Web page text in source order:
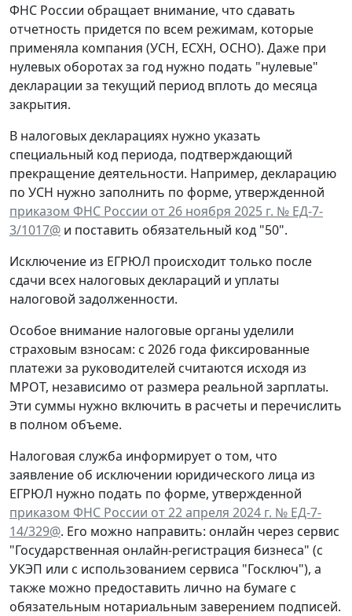
ФНС России обращает внимание, что сдавать
отчетность придется по всем режимам, которые
применяла компания (УСН, ЕСХН, ОСНО). Даже при
нулевых оборотах за год нужно подать "нулевые"
декларации за текущий период вплоть до месяца
закрытия.
В налоговых декларациях нужно указать
специальный код периода, подтверждающий
прекращение деятельности. Например, декларацию
по УСН нужно заполнить по форме, утвержденной
приказом ФНС России от 26 ноября 2025 г. № ЕД-7-
3/1017@ и поставить обязательный код "50".
Исключение из ЕГРЮЛ происходит только после
сдачи всех налоговых деклараций и уплаты
налоговой задолженности.
Особое внимание налоговые органы уделили
страховым взносам: с 2026 года фиксированные
платежи за руководителей считаются исходя из
МРОТ, независимо от размера реальной зарплаты.
Эти суммы нужно включить в расчеты и перечислить
в полном объеме.
Налоговая служба информирует о том, что
заявление об исключении юридического лица из
ЕГРЮЛ нужно подать по форме, утвержденной
приказом ФНС России от 22 апреля 2024 г. № ЕД-7-
14/329@. Его можно направить: онлайн через сервис
"Государственная онлайн-регистрация бизнеса" (с
УКЭП или с использованием сервиса "Госключ"), а
также можно предоставить лично на бумаге с
обязательным нотариальным заверением подписей.